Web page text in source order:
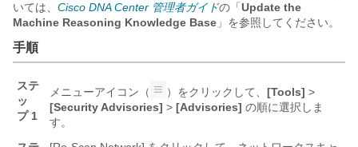
いては、 Cisco DNA Center 管理者ガイドの「 Update the
Machine Reasoning Knowledge Base 」を参照してください。
手順
ステ
ッ
プ 1
メニューアイコン（ ）をクリックして、 [Tools] >
[Security Advisories] > [Advisories] の順に選択しま
す。